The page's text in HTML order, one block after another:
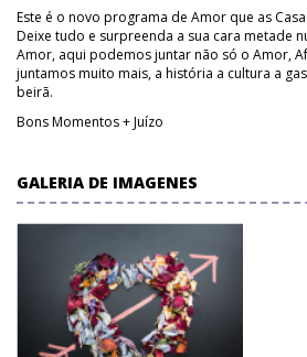
Este é o novo programa de Amor que as
Deixe tudo e surpreenda a sua cara metade
Amor, aqui podemos juntar não só o Amor,
juntamos muito mais, a história a cultura a
beirã.
Bons Momentos + Juízo
GALERIA DE IMAGENES